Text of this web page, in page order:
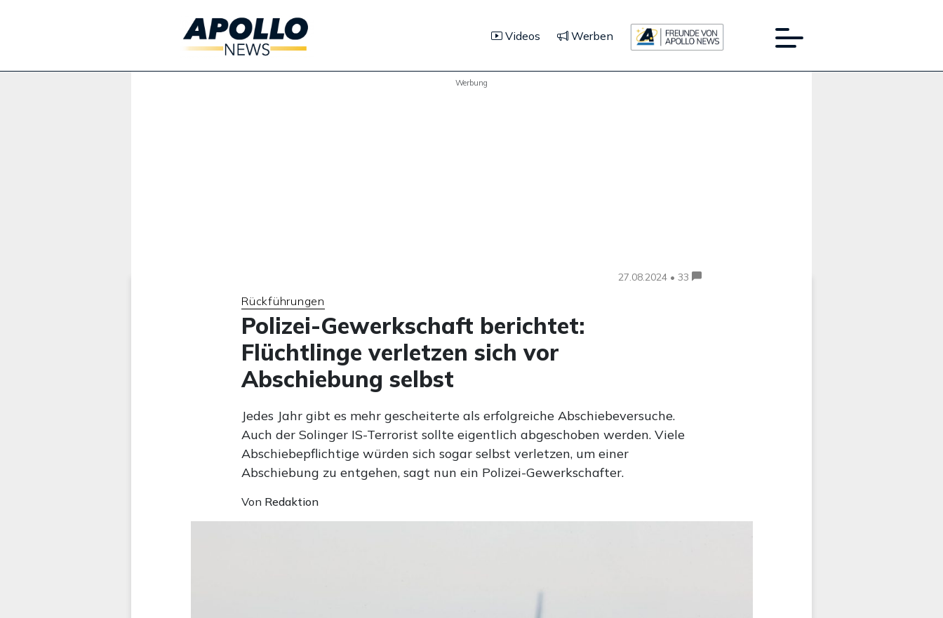
Videos Werben
Werbung
27.08.2024 • 33
Rückführungen
Polizei-Gewerkschaft berichtet:
Flüchtlinge verletzen sich vor
Abschiebung selbst
Jedes Jahr gibt es mehr gescheiterte als erfolgreiche Abschiebeversuche.
Auch der Solinger IS-Terrorist sollte eigentlich abgeschoben werden. Viele
Abschiebepflichtige würden sich sogar selbst verletzen, um einer
Abschiebung zu entgehen, sagt nun ein Polizei-Gewerkschafter.
Von Redaktion